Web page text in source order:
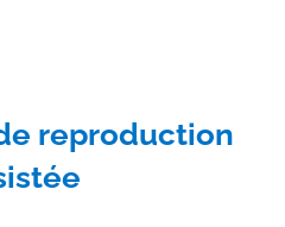
reproduction